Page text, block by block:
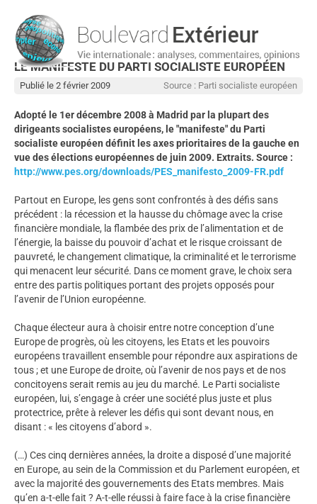
LE MANIFESTE DU PARTI SOCIALISTE EUROPÉEN
Source : Parti socialiste européen
Publié le 2 février 2009
Adopté le 1er décembre 2008 à Madrid par la plupart des
dirigeants socialistes européens, le "manifeste" du Parti
socialiste européen définit les axes prioritaires de la gauche en
vue des élections européennes de juin 2009. Extraits. Source :
http://www.pes.org/downloads/PES_manifesto_2009-FR.pdf
Partout en Europe, les gens sont confrontés à des défis sans
précédent : la récession et la hausse du chômage avec la crise
financière mondiale, la flambée des prix de l’alimentation et de
l’énergie, la baisse du pouvoir d’achat et le risque croissant de
pauvreté, le changement climatique, la criminalité et le terrorisme
qui menacent leur sécurité. Dans ce moment grave, le choix sera
entre des partis politiques portant des projets opposés pour
l’avenir de l’Union européenne.
Chaque électeur aura à choisir entre notre conception d’une
Europe de progrès, où les citoyens, les Etats et les pouvoirs
européens travaillent ensemble pour répondre aux aspirations de
tous ; et une Europe de droite, où l’avenir de nos pays et de nos
concitoyens serait remis au jeu du marché. Le Parti socialiste
européen, lui, s’engage à créer une société plus juste et plus
protectrice, prête à relever les défis qui sont devant nous, en
disant : « les citoyens d’abord ».
(…) Ces cinq dernières années, la droite a disposé d’une majorité
en Europe, au sein de la Commission et du Parlement européen, et
avec la majorité des gouvernements des Etats membres. Mais
qu’en a-t-elle fait ? A-t-elle réussi à faire face à la crise financière